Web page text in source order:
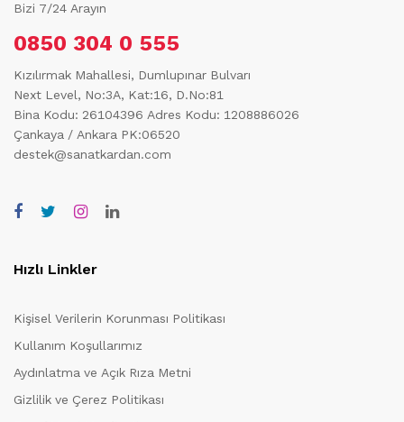
Bizi 7/24 Arayın
0850 304 0 555
Kızılırmak Mahallesi, Dumlupınar Bulvarı
Next Level, No:3A, Kat:16, D.No:81
Bina Kodu: 26104396 Adres Kodu: 1208886026
Çankaya / Ankara PK:06520
destek@sanatkardan.com
Hızlı Linkler
Kişisel Verilerin Korunması Politikası
Kullanım Koşullarımız
Aydınlatma ve Açık Rıza Metni
Gizlilik ve Çerez Politikası